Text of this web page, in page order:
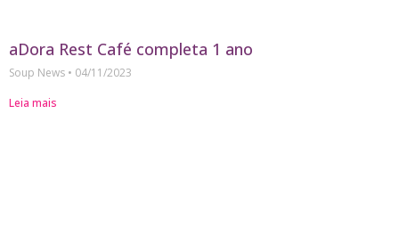
aDora Rest Café completa 1 ano
Soup News
04/11/2023
Leia mais